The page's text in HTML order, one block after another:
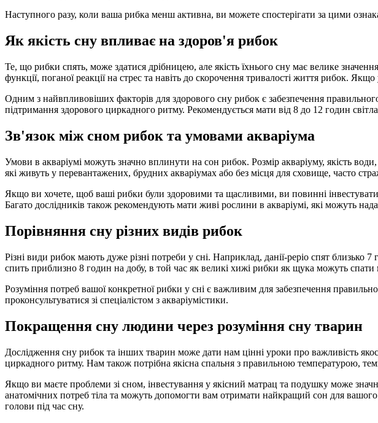
Наступного разу, коли ваша рибка менш активна, ви можете спостерігати за цими
Як якість сну впливає на здоров'я рибок
Те, що рибки спять, може здатися дрібницею, але якість їхнього сну має велике
функції, поганої реакції на стрес та навіть до скорочення тривалості життя рибок.
Одним з найвпливовіших факторів для здорового сну рибок є забезпечення
підтримання здорового циркадного ритму. Рекомендується мати від 8 до 12 годин
Зв'язок між сном рибок та умовами акваріума
Умови в акваріумі можуть значно вплинути на сон рибок. Розмір акваріуму, якість
які живуть у перевантажених, брудних акваріумах або без місця для сховище, часто
Якщо ви хочете, щоб ваші рибки були здоровими та щасливими, ви повинні
Багато дослідників також рекомендують мати живі рослини в акваріумі, які можуть
Порівняння сну різних видів рибок
Різні види рибок мають дуже різні потреби у сні. Наприклад, данії-реріо спят
спить приблизно 8 годин на добу, в той час як великі хижі рибки як щука можуть спати
Розуміння потреб вашої конкретної рибки у сні є важливим для забезпечення
проконсультуватися зі спеціалістом з акваріумістики.
Покращення сну людини через розуміння сну тварин
Дослідження сну рибок та інших тварин може дати нам цінні уроки про важливість
циркадного ритму. Нам також потрібна якісна спальня з правильною температурою,
Якщо ви маєте проблеми зі сном, інвестування у якісний матрац та подушку може
анатомічних потреб тіла та можуть допомогти вам отримати найкращий сон для
голови під час сну.